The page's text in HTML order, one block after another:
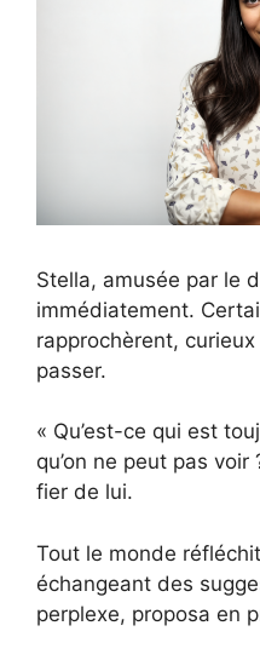
Stella, amusée par le
immédiatement.
rapprochèrent,
passer.
« Qu’est-ce qui est
qu’on ne peut pas
fier de lui.
Tout le monde
échangeant des
perplexe, proposa en